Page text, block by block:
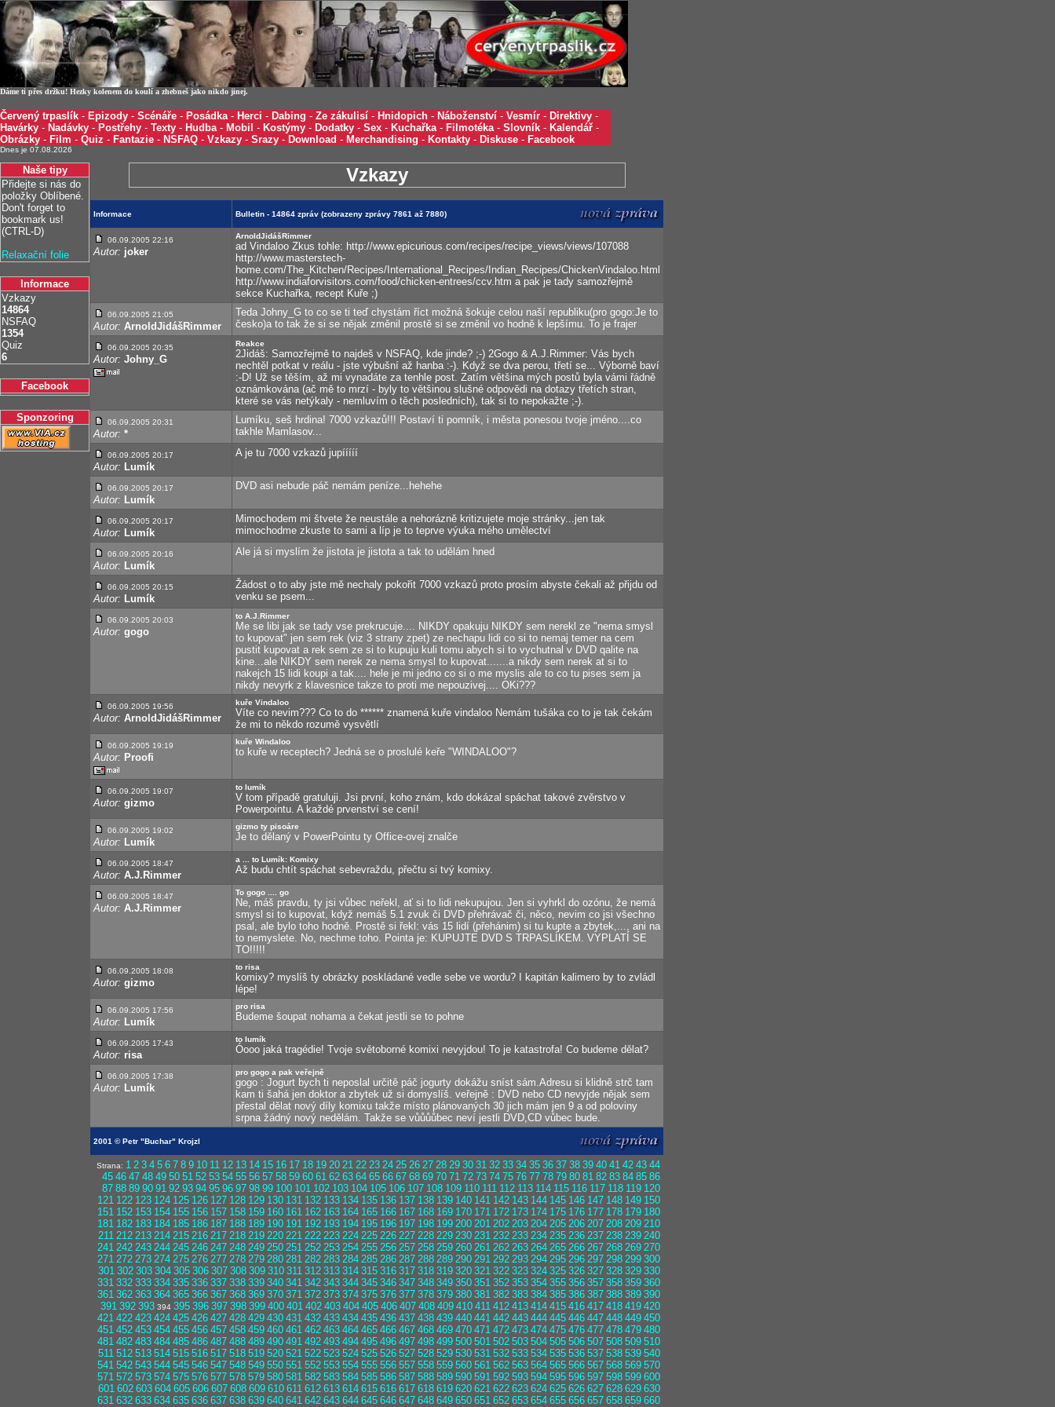
Dáme ti přes držku! Hezky kolenem do koulí a zhebneš jako nikdo jinej.
Červený trpaslík - Epizody - Scénáře - Posádka- Herci - Dabing - Ze zákulisí - Hnidopich - Náboženství - Vesmír - Direktivy -
Havárky - Nadávky - Postřehy - Texty - Hudba- Mobil - Kostýmy - Dodatky - Sex - Kuchařka- Filmotéka- Slovník - Kalendář -
Obrázky - Film - Quiz - Fantazie - NSFAQ - Vzkazy - Srazy - Download - Merchandising - Kontakty - Diskuse - Facebook
Dnes je 07.08.2026
Naše tipy
Přidejte si nás do
položky Oblíbené.
Don't forget to
bookmark us!
(CTRL-D)
Relaxační folie
Informace
Vzkazy
14864
NSFAQ
1354
Quiz
6
Facebook
Sponzoring
Vzkazy
Informace Bulletin - 14864 zpráv (zobrazeny zprávy 7861 až 7880)
06.09.2005 22:16
Autor: joker
ArnoldJidášRimmer
ad Vindaloo Zkus tohle: http://www.epicurious.com/recipes/recipe_views/views/107088
http://www.masterstech-
home.com/The_Kitchen/Recipes/International_Recipes/Indian_Recipes/ChickenVindaloo.html
http://www.indiaforvisitors.com/food/chicken-entrees/ccv.htm a pak je tady samozřejmě
sekce Kuchařka, recept Kuře ;)
06.09.2005 21:05
Autor: ArnoldJidášRimmer
Teda Johny_G to co se ti teď chystám říct možná šokuje celou naší republiku(pro gogo:Je to
česko)a to tak že si se nějak změnil prostě si se změnil vo hodně k lepšímu. To je frajer
06.09.2005 20:35
Autor: Johny_G
Reakce
2Jidáš: Samozřejmě to najdeš v NSFAQ, kde jinde? ;-) 2Gogo & A.J.Rimmer: Vás bych
nechtěl potkat v reálu - jste výbušní až hanba :-). Když se dva perou, třetí se... Výborně baví
:-D! Už se těším, až mi vynadáte za tenhle post. Zatím většina mých postů byla vámi řádně
oznámkována (ač mě to mrzí - byly to většinou slušné odpovědi na dotazy třetích stran,
které se vás netýkaly - nemluvím o těch posledních), tak si to nepokažte ;-).
06.09.2005 20:31
Autor: *
Lumíku, seš hrdina! 7000 vzkazů!!! Postaví ti pomník, i města ponesou tvoje jméno....co
takhle Mamlasov...
06.09.2005 20:17
Autor: Lumík
A je tu 7000 vzkazů jupííííí
06.09.2005 20:17
Autor: Lumík
DVD asi nebude páč nemám peníze...hehehe
06.09.2005 20:17
Autor: Lumík
Mimochodem mi štvete že neustále a nehorázně kritizujete moje stránky...jen tak
mimochodme zkuste to sami a líp je to teprve výuka mého umělectví
06.09.2005 20:16
Autor: Lumík
Ale já si myslím že jistota je jistota a tak to udělám hned
06.09.2005 20:15
Autor: Lumík
Žádost o to aby jste mě nechaly pokořit 7000 vzkazů proto prosím abyste čekali až přijdu od
venku se psem...
06.09.2005 20:03
Autor: gogo
to A.J.Rimmer
Me se libi jak se tady vse prekrucuje.... NIKDY opakuju NIKDY sem nerekl ze "nema smysl
to kupovat" jen sem rek (viz 3 strany zpet) ze nechapu lidi co si to nemaj temer na cem
pustit kupovat a rek sem ze si to kupuju kuli tomu abych si to vychutnal v DVD qalite na
kine...ale NIKDY sem nerek ze nema smysl to kupovat.......a nikdy sem nerek at si to
nakejch 15 lidi koupi a tak.... hele je mi jedno co si o me myslis ale to co tu pises sem ja
nikdy nevyrk z klavesnice takze to proti me nepouzivej.... OKi???
06.09.2005 19:56
Autor: ArnoldJidášRimmer
kuře Vindaloo
Víte co nevim??? Co to do ****** znamená kuře vindaloo Nemám tušáka co to je tak čekám
že mi to někdo rozumě vysvětlí
06.09.2005 19:19
Autor: Proofi
kuře Windaloo
to kuře w receptech? Jedná se o proslulé keře "WINDALOO"?
06.09.2005 19:07
Autor: gizmo
to lumík
V tom případě gratuluji. Jsi první, koho znám, kdo dokázal spáchat takové zvěrstvo v
Powerpointu. A každé prvenství se cení!
06.09.2005 19:02
Autor: Lumík
gizmo ty pisoáre
Je to dělaný v PowerPointu ty Office-ovej znalče
06.09.2005 18:47
Autor: A.J.Rimmer
a ... to Lumík: Komixy
Až budu chtít spáchat sebevraždu, přečtu si tvý komixy.
06.09.2005 18:47
Autor: A.J.Rimmer
To gogo .... go
Ne, máš pravdu, ty jsi vůbec neřekl, ať si to lidi nekupujou. Jen si vyhrkl do ozónu, že nemá
smysl si to kupovat, když nemáš 5.1 zvuk či DVD přehrávač či, něco, nevim co jsi všechno
psal, ale bylo toho hodně. Prostě si řekl: vás 15 lidí (přehánim) si tu kupte a zbytek,..., ani na
to nemyslete. No, nechme toho. Pointa je: KUPUJTE DVD S TRPASLÍKEM. VYPLATÍ SE
TO!!!!!
06.09.2005 18:08
Autor: gizmo
to risa
komixy? myslíš ty obrázky poskládané vedle sebe ve wordu? I kapitán kalimero by to zvládl
lépe!
06.09.2005 17:56
Autor: Lumík
pro risa
Budeme šoupat nohama a čekat jestli se to pohne
06.09.2005 17:43
Autor: risa
to lumík
Óooo jaká tragédie! Tvoje světoborné komixi nevyjdou! To je katastrofa! Co budeme dělat?
06.09.2005 17:38
Autor: Lumík
pro gogo a pak veřejně
gogo : Jogurt bych ti neposlal určitě páč jogurty dokážu sníst sám.Adresu si klidně strč tam
kam ti šahá jen doktor a zbytek už si domyslíš. veřejně : DVD nebo CD nevyjde nějak sem
přestal dělat nový díly komixu takže místo plánovaných 30 jich mám jen 9 a od poloviny
srpna žádný nový nedělám. Takže se vůůůůbec neví jestli DVD,CD vůbec bude.
2001 © Petr "Buchar" Krojzl
Strana: 1 2 3 4 5 6 7 8 9 10 11 12 13 14 15 16 17 18 19 20 21 22 23 24 25 26 27 28 29 30 31 32 33 34 35 36 37 38 39 40 41 42 43 44
45 46 47 48 49 50 51 52 53 54 55 56 57 58 59 60 61 62 63 64 65 66 67 68 69 70 71 72 73 74 75 76 77 78 79 80 81 82 83 84 85 86
87 88 89 90 91 92 93 94 95 96 97 98 99 100 101 102 103 104 105 106 107 108 109 110 111 112 113 114 115 116 117 118 119 120
121 122 123 124 125 126 127 128 129 130 131 132 133 134 135 136 137 138 139 140 141 142 143 144 145 146 147 148 149 150
151 152 153 154 155 156 157 158 159 160 161 162 163 164 165 166 167 168 169 170 171 172 173 174 175 176 177 178 179 180
181 182 183 184 185 186 187 188 189 190 191 192 193 194 195 196 197 198 199 200 201 202 203 204 205 206 207 208 209 210
211 212 213 214 215 216 217 218 219 220 221 222 223 224 225 226 227 228 229 230 231 232 233 234 235 236 237 238 239 240
241 242 243 244 245 246 247 248 249 250 251 252 253 254 255 256 257 258 259 260 261 262 263 264 265 266 267 268 269 270
271 272 273 274 275 276 277 278 279 280 281 282 283 284 285 286 287 288 289 290 291 292 293 294 295 296 297 298 299 300
301 302 303 304 305 306 307 308 309 310 311 312 313 314 315 316 317 318 319 320 321 322 323 324 325 326 327 328 329 330
331 332 333 334 335 336 337 338 339 340 341 342 343 344 345 346 347 348 349 350 351 352 353 354 355 356 357 358 359 360
361 362 363 364 365 366 367 368 369 370 371 372 373 374 375 376 377 378 379 380 381 382 383 384 385 386 387 388 389 390
391 392 393 394 395 396 397 398 399 400 401 402 403 404 405 406 407 408 409 410 411 412 413 414 415 416 417 418 419 420
421 422 423 424 425 426 427 428 429 430 431 432 433 434 435 436 437 438 439 440 441 442 443 444 445 446 447 448 449 450
451 452 453 454 455 456 457 458 459 460 461 462 463 464 465 466 467 468 469 470 471 472 473 474 475 476 477 478 479 480
481 482 483 484 485 486 487 488 489 490 491 492 493 494 495 496 497 498 499 500 501 502 503 504 505 506 507 508 509 510
511 512 513 514 515 516 517 518 519 520 521 522 523 524 525 526 527 528 529 530 531 532 533 534 535 536 537 538 539 540
541 542 543 544 545 546 547 548 549 550 551 552 553 554 555 556 557 558 559 560 561 562 563 564 565 566 567 568 569 570
571 572 573 574 575 576 577 578 579 580 581 582 583 584 585 586 587 588 589 590 591 592 593 594 595 596 597 598 599 600
601 602 603 604 605 606 607 608 609 610 611 612 613 614 615 616 617 618 619 620 621 622 623 624 625 626 627 628 629 630
631 632 633 634 635 636 637 638 639 640 641 642 643 644 645 646 647 648 649 650 651 652 653 654 655 656 657 658 659 660